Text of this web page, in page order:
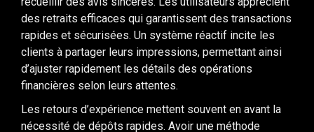
des retraits efficaces qui garantissent des transactions
rapides et sécurisées. Un système réactif incite les
clients à partager leurs impressions, permettant ainsi
d’ajuster rapidement les détails des opérations
financières selon leurs attentes.
Les retours d’expérience mettent souvent en avant la
nécessité de dépôts rapides. Avoir une méthode